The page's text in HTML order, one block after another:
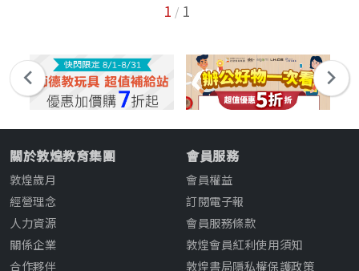
1 / 1
關於敦煌教育集團
敦煌歲月
經營理念
人力資源
關係企業
合作夥伴
會員服務
會員權益
訂閱電子報
會員服務條款
敦煌會員紅利使用須知
敦煌書局隱私權保護政策